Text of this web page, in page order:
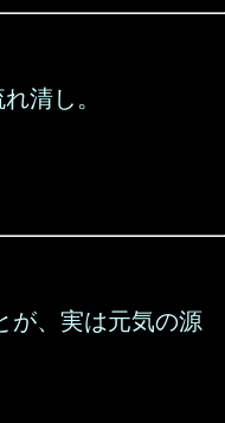
清し。
が、実は元気の源